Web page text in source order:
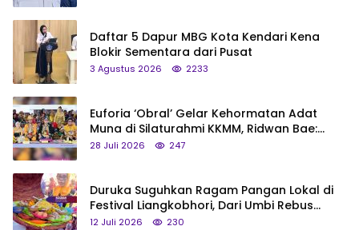
Daftar 5 Dapur MBG Kota Kendari Kena
Blokir Sementara dari Pusat
3 Agustus 2026 2233
Euforia ‘Obral’ Gelar Kehormatan Adat
Muna di Silaturahmi KKMM, Ridwan Bae:
Saya Bukan Tipe Begitu, Belum Pantas!
28 Juli 2026 247
Duruka Suguhkan Ragam Pangan Lokal di
Festival Liangkobhori, Dari Umbi Rebus
hingga Tumpeng Beras Muna
12 Juli 2026 230